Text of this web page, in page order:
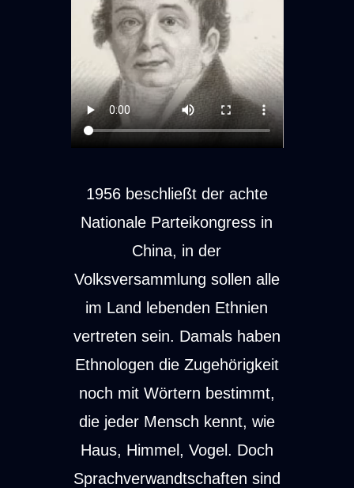
1956 beschließt der achte
Nationale Parteikongress in
China, in der
Volksversammlung sollen alle
im Land lebenden Ethnien
vertreten sein. Damals haben
Ethnologen die Zugehörigkeit
noch mit Wörtern bestimmt,
die jeder Mensch kennt, wie
Haus, Himmel, Vogel. Doch
Sprachverwandtschaften sind